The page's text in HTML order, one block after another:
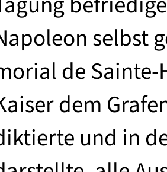
selbst
de Sainte-
dem
und in